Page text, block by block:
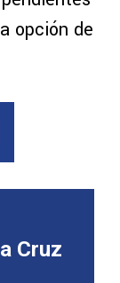
opción de
Cruz